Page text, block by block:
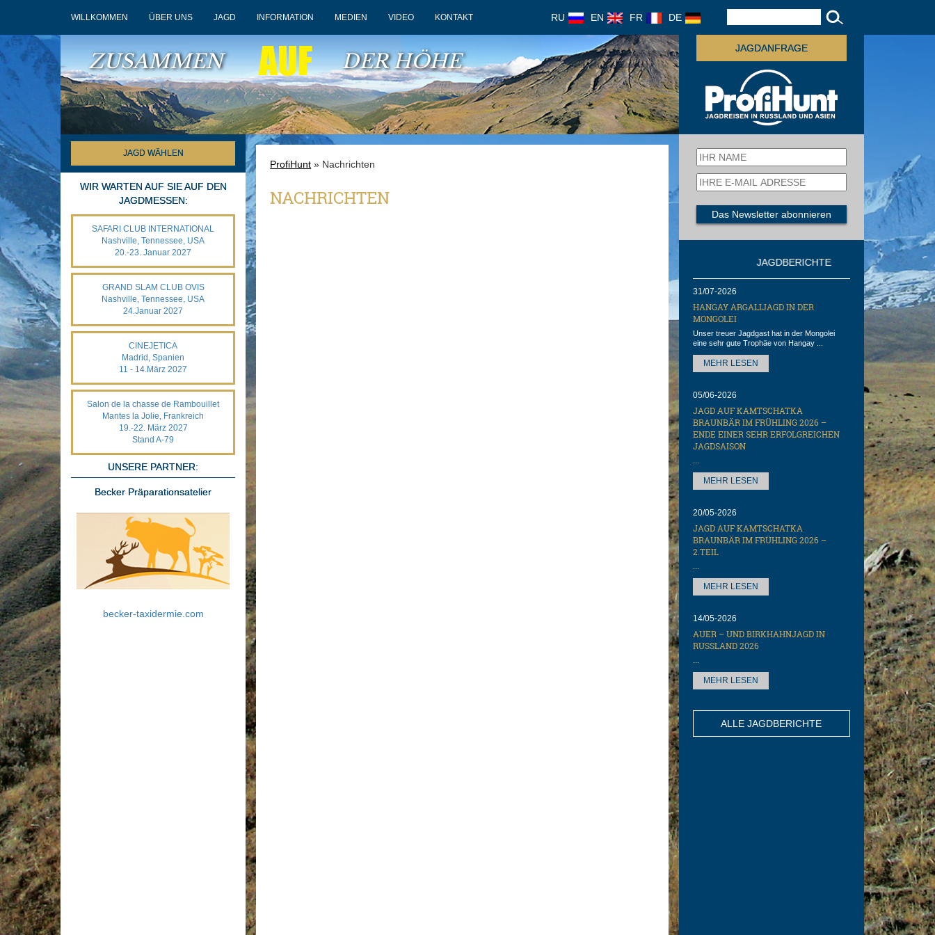
WILLKOMMEN ÜBER UNS JAGD INFORMATION MEDIEN VIDEO KONTAKT RU EN FR DE
ZUSAMMEN AUF DER HÖHE
JAGDANFRAGE
JAGD WÄHLEN
WIR WARTEN AUF SIE AUF DEN
JAGDMESSEN:
SAFARI CLUB INTERNATIONAL
Nashville, Tennessee, USA
20.-23. Januar 2027
GRAND SLAM CLUB OVIS
Nashville, Tennessee, USA
24.Januar 2027
CINEJETICA
Madrid, Spanien
11 - 14.März 2027
Salon de la chasse de Rambouillet
Mantes la Jolie, Frankreich
19.-22. März 2027
Stand A-79
UNSERE PARTNER:
Becker Präparationsatelier
becker-taxidermie.com
ProfiHunt » Nachrichten
NACHRICHTEN
JAGDBERICHTE
31/07-2026
HANGAY ARGALIJAGD IN DER
MONGOLEI
Unser treuer Jagdgast hat in der Mongolei
eine sehr gute Trophäe von Hangay ...
MEHR LESEN
05/06-2026
JAGD AUF KAMTSCHATKA
BRAUNBÄR IM FRÜHLING 2026 –
ENDE EINER SEHR ERFOLGREICHEN
JAGDSAISON
MEHR LESEN
20/05-2026
JAGD AUF KAMTSCHATKA
BRAUNBÄR IM FRÜHLING 2026 –
2.TEIL
MEHR LESEN
14/05-2026
AUER – UND BIRKHAHNJAGD IN
RUSSLAND 2026
MEHR LESEN
ALLE JAGDBERICHTE